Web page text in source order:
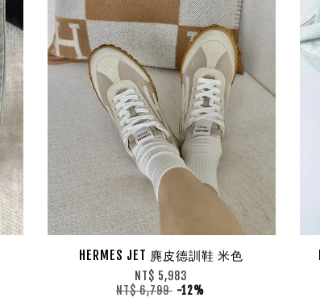
HERMES JET 麂皮德訓鞋 米色
NT$ 5,983
NT$ 6,799 -12%